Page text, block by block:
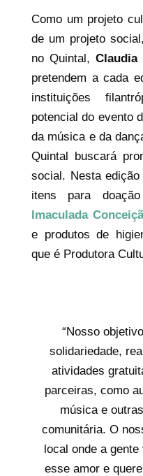
Como um projeto
de um projeto
no Quintal, Claudia
pretendem a cada
instituições
potencial do evento
da música e da
Quintal buscará
social. Nesta
itens para
Imaculada
e produtos de
que é Produtora
“Nosso
solidariedade,
atividades
parceiras, como
música e
comunitária. O
local onde a
esse amor e